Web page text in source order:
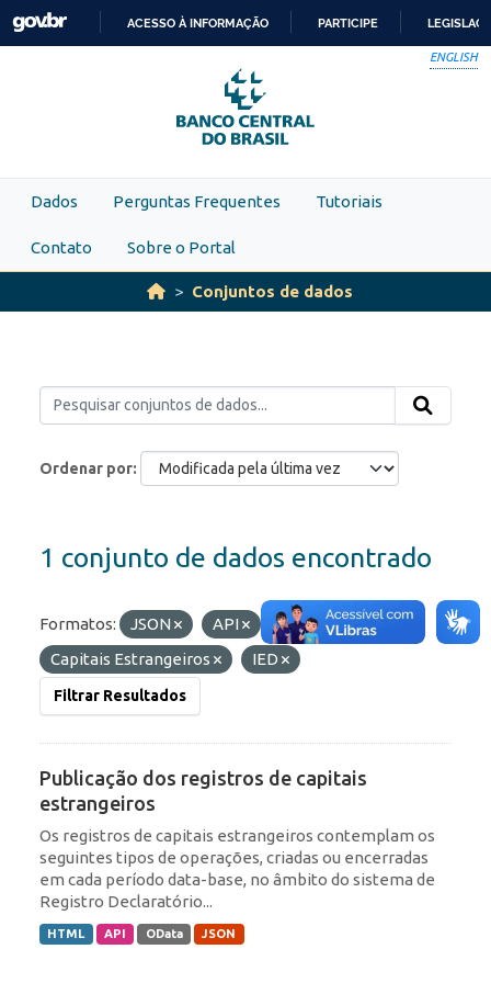
Skip to main content
PARA
O
CONTEÚDO
ACESSO À INFORMAÇÃO PARTICIPE
ENGLISH
Dados Perguntas Frequentes Tutoriais
Contato Sobre o Portal
Conjuntos de dados
Ordenar por
1 conjunto de dados encontrado
Formatos: JSON API
Etiquetas:
Capitais Estrangeiros
IED
Filtrar Resultados
Publicação dos registros de capitais
estrangeiros
Os registros de capitais estrangeiros contemplam os
seguintes tipos de operações, criadas ou encerradas
em cada período data-base, no âmbito do sistema de
Registro Declaratório...
HTML API OData JSON